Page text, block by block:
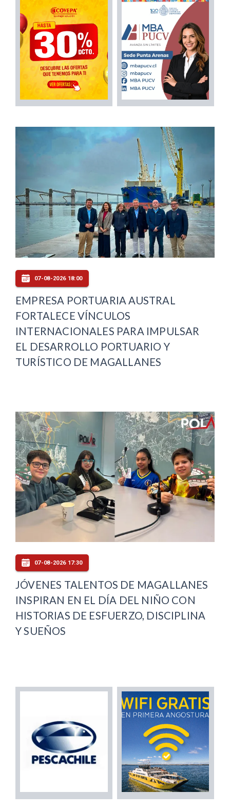
07-08-2026 18:00
EMPRESA PORTUARIA AUSTRAL
FORTALECE VÍNCULOS
INTERNACIONALES PARA IMPULSAR
EL DESARROLLO PORTUARIO Y
TURÍSTICO DE MAGALLANES
07-08-2026 17:30
JÓVENES TALENTOS DE MAGALLANES
INSPIRAN EN EL DÍA DEL NIÑO CON
HISTORIAS DE ESFUERZO, DISCIPLINA
Y SUEÑOS